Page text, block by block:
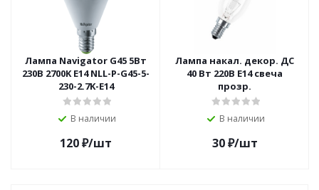
Лампа Navigator G45 5Вт
230В 2700K E14 NLL-P-G45-5-
230-2.7K-E14
В наличии
120₽/шт
Лампа накал. декор. ДС
40 Вт 220В Е14 свеча
прозр.
В наличии
30₽/шт